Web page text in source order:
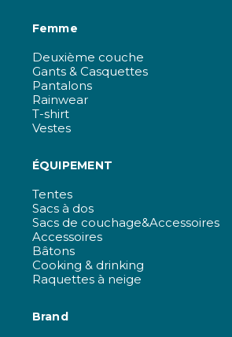
Femme
Deuxième couche
Gants & Casquettes
Pantalons
Rainwear
T-shirt
Vestes
ÉQUIPEMENT
Tentes
Sacs à dos
Sacs de couchage&Accessoires
Accessoires
Bâtons
Cooking & drinking
Raquettes à neige
Brand